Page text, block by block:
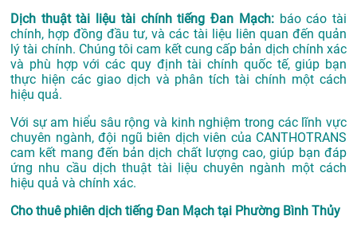
Dịch thuật tài liệu tài chính tiếng Đan Mạch:báo cáo tài
chính, hợp đồng đầu tư, và các tài liệu liên quan đến quản
lý tài chính. Chúng tôi cam kết cung cấp bản dịch chính xác
và phù hợp với các quy định tài chính quốc tế, giúp bạn
thực hiện các giao dịch và phân tích tài chính một cách
hiệu quả.
Với sự am hiểu sâu rộng và kinh nghiệm trong các lĩnh vực
chuyên ngành, đội ngũ biên dịch viên của CANTHOTRANS
cam kết mang đến bản dịch chất lượng cao, giúp bạn đáp
ứng nhu cầu dịch thuật tài liệu chuyên ngành một cách
hiệu quả và chính xác.
Cho thuê phiên dịch tiếng Đan Mạch tại Phường Bình Thủy